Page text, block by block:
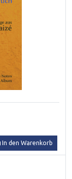
In den Warenkorb